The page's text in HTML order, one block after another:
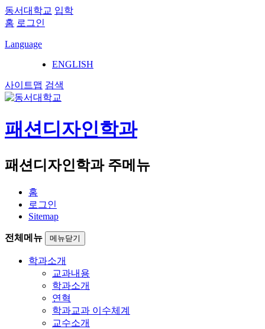
동서대학교 입학
홈 로그인
Language
ENGLISH
사이트맵 검색
패션디자인학과
패션디자인학과 주메뉴
홈
로그인
Sitemap
전체메뉴 메뉴닫기
학과소개
교과내용
학과소개
연혁
학과교과 이수체계
교수소개